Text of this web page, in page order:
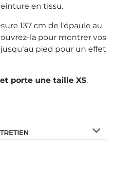
en tissu.
137 cm de l'épaule au
la pour montrer vos
pied pour un effet
porte une taille XS.